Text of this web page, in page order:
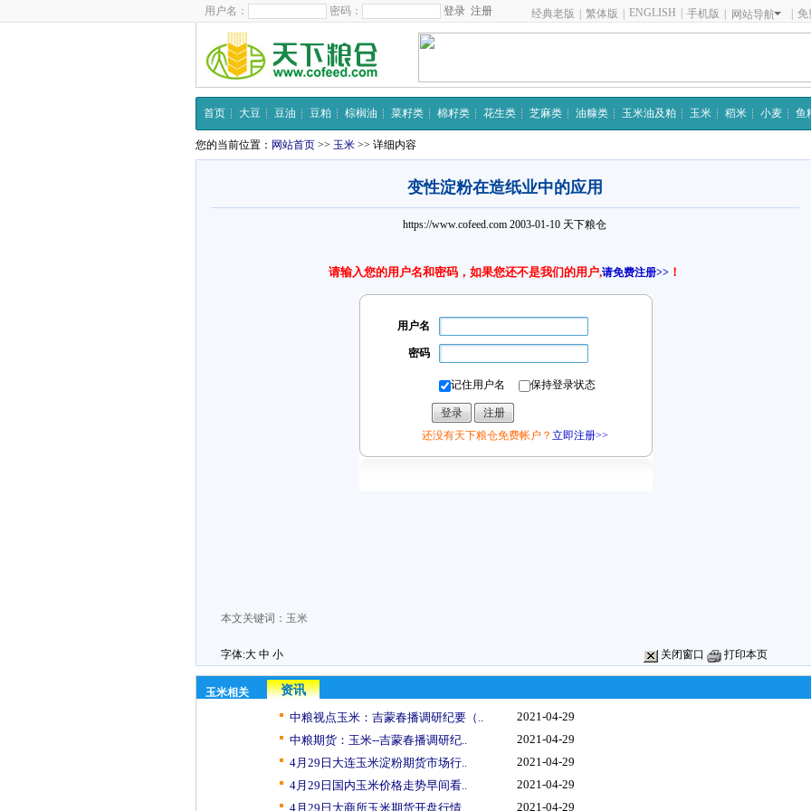
用户名： 密码： 注册 经典老版 繁体版 ENGLISH 手机版 网站导航 免
首页 大豆 豆油 豆粕 棕榈油 菜籽类 棉籽类 花生类 芝麻类 油糠类 玉米油及粕 玉米 稻米 小麦 鱼
您的当前位置： 网站首页 >> 玉米 >> 详细内容
变性淀粉在造纸业中的应用
https://www.cofeed.com 2003-01-10 天下粮仓
请输入您的用户名和密码，如果您还不是我们的用户,请免费注册>> ！
用户名
密码
记住用户名 保持登录状态
还没有天下粮仓免费帐户？ 立即注册>>
本文关键词： 玉米
字体:大 中 小 关闭窗口 打印本页
玉米相关
资讯
中粮视点玉米：吉蒙春播调研纪要（..
2021-04-29
中粮期货：玉米--吉蒙春播调研纪..
2021-04-29
4月29日大连玉米淀粉期货市场行..
2021-04-29
4月29日国内玉米价格走势早间看..
2021-04-29
4月29日大商所玉米期货开盘行情..
2021-04-29